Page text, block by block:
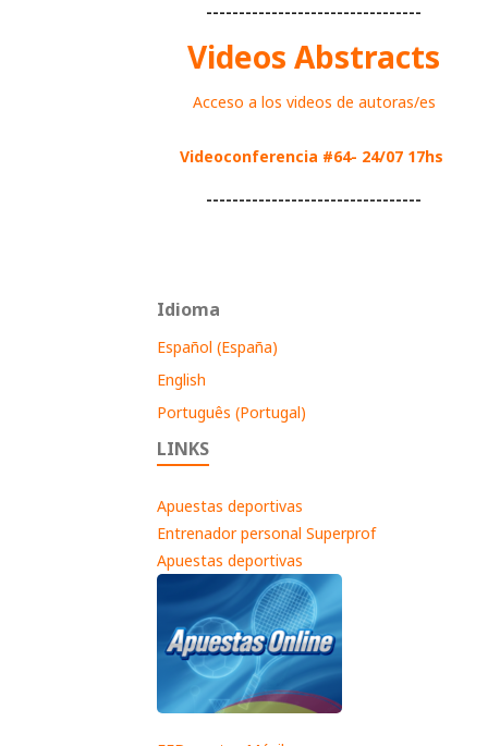
---------------------------------
Videos Abstracts
Acceso a los videos de autoras/es
Videoconferencia #64- 24/07 17hs
---------------------------------
Idioma
Español (España)
English
Português (Portugal)
LINKS
Apuestas deportivas
Entrenador personal Superprof
Apuestas deportivas